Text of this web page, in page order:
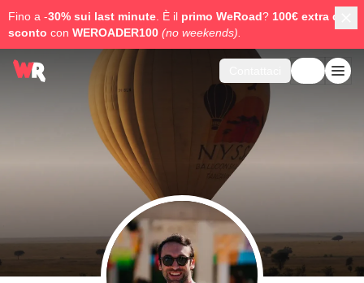
Fino a -30% sui last minute . È il primo WeRoad? 100€ extra di
sconto con WEROADER100 (no weekends).